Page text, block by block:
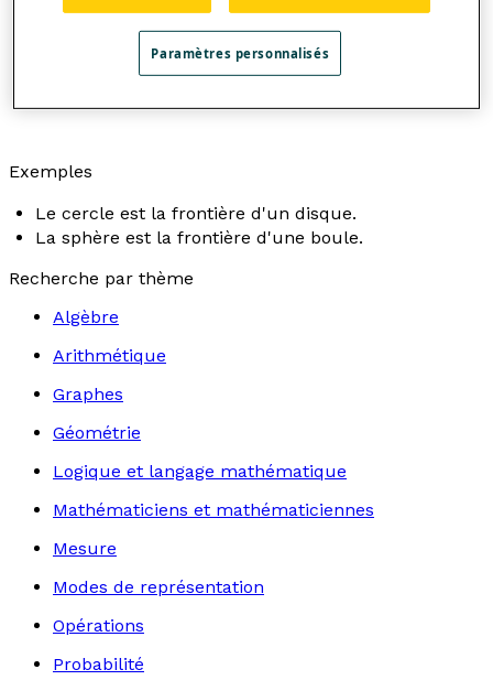
Exemples
Le cercle est la frontière d'un disque.
La sphère est la frontière d'une boule.
Recherche par thème
Algèbre
Arithmétique
Graphes
Géométrie
Logique et langage mathématique
Mathématiciens et mathématiciennes
Mesure
Modes de représentation
Opérations
Probabilité
Paramètres personnalisés